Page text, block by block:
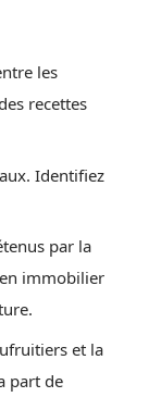
les
recettes
Identifiez
par la
immobilier
et la
part de